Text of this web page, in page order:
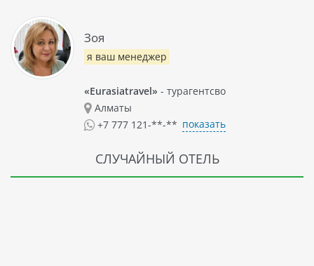
Зоя
я ваш менеджер
«Eurasiatravel» - турагентсво
Алматы
+7 777 121-**-** показать
СЛУЧАЙНЫЙ ОТЕЛЬ